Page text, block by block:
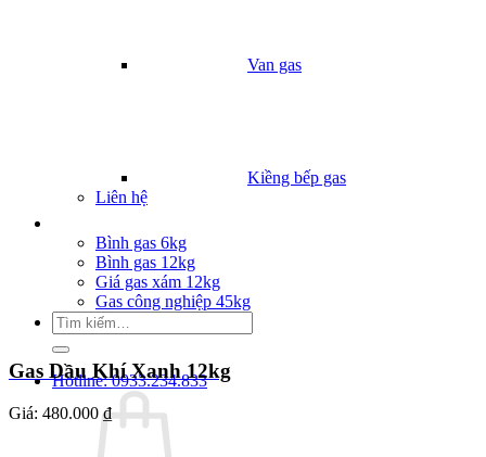
Van gas
Kiềng bếp gas
Liên hệ
Bình gas 6kg
Bình gas 12kg
Giá gas xám 12kg
Gas công nghiệp 45kg
Tìm
kiếm:
Hotline: 0933.234.833
Gas Dầu Khí Xanh 12kg
Giá: 480.000 ₫